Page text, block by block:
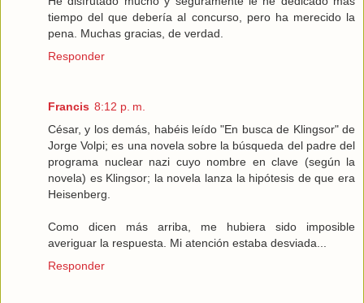
tiempo del que debería al concurso, pero ha merecido la
pena. Muchas gracias, de verdad.
Responder
Francis 8:12 p. m.
César, y los demás, habéis leído "En busca de Klingsor" de
Jorge Volpi; es una novela sobre la búsqueda del padre del
programa nuclear nazi cuyo nombre en clave (según la
novela) es Klingsor; la novela lanza la hipótesis de que era
Heisenberg.
Como dicen más arriba, me hubiera sido imposible
averiguar la respuesta. Mi atención estaba desviada...
Responder